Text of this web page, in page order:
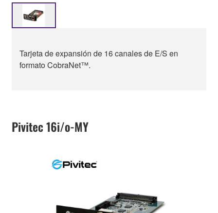
Tarjeta de expansión de 16 canales de E/S en
formato CobraNet™.
Pivitec 16i/o-MY